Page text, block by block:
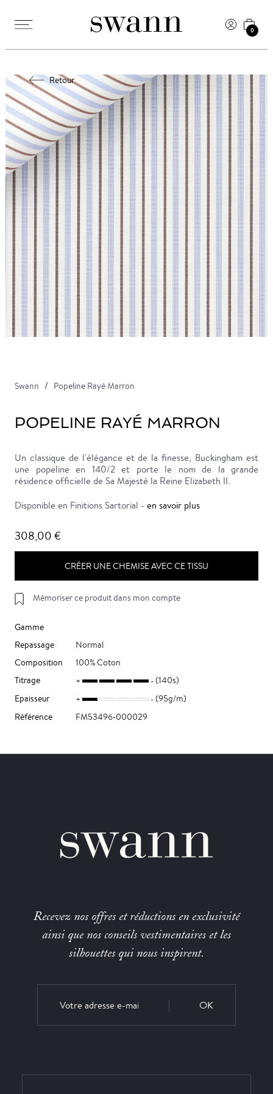
0
Retour
Swann Popeline Rayé Marron
POPELINE RAYÉ MARRON
Un classique de l'élégance et de la finesse, Buckingham est
une popeline en 140/2 et porte le nom de la grande
résidence officielle de Sa Majesté la Reine Elizabeth II.
Disponible en Finitions Sartorial - en savoir plus
308,00 €
CRÉER UNE CHEMISE AVEC CE TISSU
Mémoriser ce produit dans mon compte
Gamme
Repassage
Normal
Composition
100% Coton
Titrage
(140s)
Epaisseur
(95g/m)
Référence
FM53496-000029
Recevez nos offres et réductions en exclusivité
ainsi que nos conseils vestimentaires et les
silhouettes qui nous inspirent.
OK